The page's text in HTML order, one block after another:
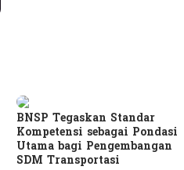
BNSP Tegaskan Standar
Kompetensi sebagai Pondasi
Utama bagi Pengembangan
SDM Transportasi